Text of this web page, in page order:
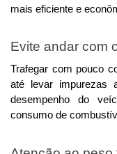
mais eficiente e
Evite andar com
Trafegar com pouco
até levar impurezas
desempenho do
consumo de